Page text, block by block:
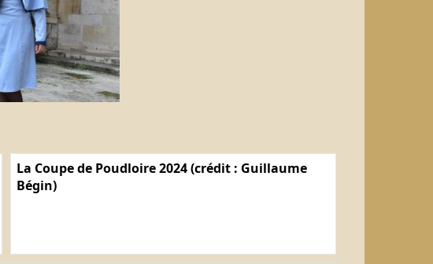
La Coupe de Poudloire 2024 (crédit : Guillaume
Bégin)